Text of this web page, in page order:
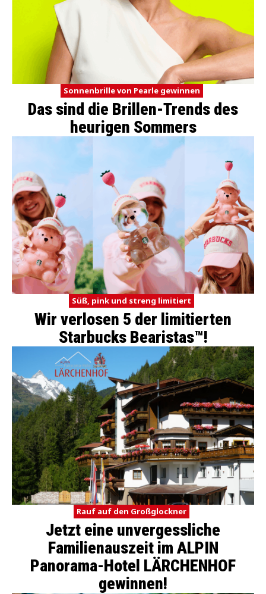
Sonnenbrille von Pearle gewinnen
Das sind die Brillen-Trends des
heurigen Sommers
Süß, pink und streng limitiert
Wir verlosen 5 der limitierten
Starbucks Bearistas™!
Rauf auf den Großglockner
Jetzt eine unvergessliche
Familienauszeit im ALPIN
Panorama-Hotel LÄRCHENHOF
gewinnen!